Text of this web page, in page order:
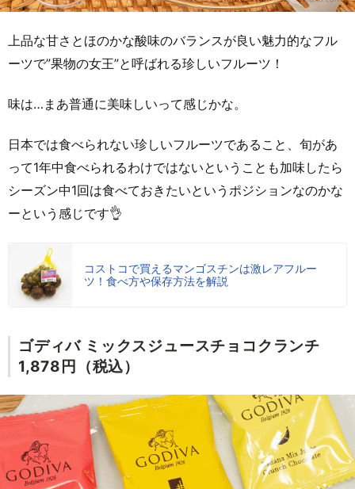
上品な甘さとほのかな酸味のバランスが良い魅力的なフル
ーツで”果物の女王”と呼ばれる珍しいフルーツ！
味は…まあ普通に美味しいって感じかな。
日本では食べられない珍しいフルーツであること、旬があ
って1年中食べられるわけではないということも加味したら
シーズン中1回は食べておきたいというポジションなのかな
ーという感じです👌
コストコで買えるマンゴスチンは激レアフルー
ツ！食べ方や保存方法を解説
ゴディバ ミックスジュースチョコクランチ
1,878円（税込）